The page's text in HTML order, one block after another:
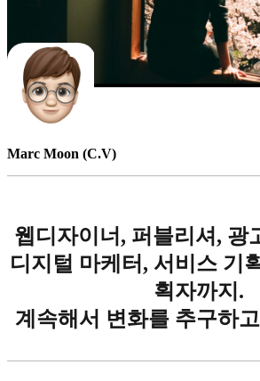
Marc Moon (C.V)
웹디자이너, 퍼블리셔, 광
디지털 마케터, 서비스 기
획자까지.
계속해서 변화를 추구하